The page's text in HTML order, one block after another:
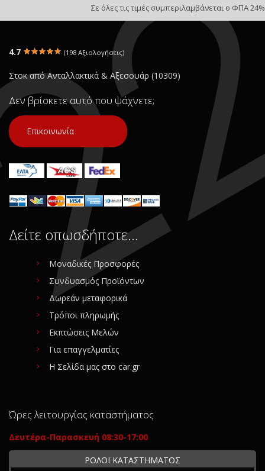
Σε όλες τις τιμές συμπεριλαμβάνεται ο ΦΠΑ 24%
4.7 (198 Αξιολογήσεις)
Στοκ από Ανταλλακτικά & Αξεσουάρ (10309)
Δεν βρίσκετε αυτό που ψάχνετε;
Επικοινωνία
Δείτε οπωσδήποτε…
Μοναδικές Προσφορές
Συνδυασμός Προϊόντων
Δωρεάν μεταφορικά
Τρόποι πληρωμής
Εκπτώσεις Μελών
Για επαγγελματίες
Η Σελίδα μας στο car.gr
Ώρες λειτουργίας καταστήματος
Δευτέρα-Παρασκευή 08:30-17:00
ΡΟΛΟΪ ΚΑΤΑΣΤΗΜΑΤΟΣ